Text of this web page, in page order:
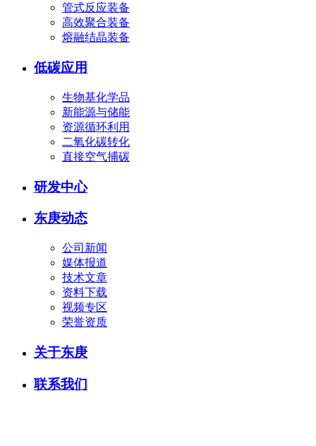
管式反应装备
高效聚合装备
熔融结晶装备
低碳应用
生物基化学品
新能源与储能
资源循环利用
二氧化碳转化
直接空气捕碳
研发中心
东庚动态
公司新闻
媒体报道
技术文章
资料下载
视频专区
荣誉资质
关于东庚
联系我们